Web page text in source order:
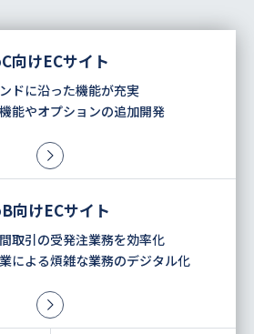
向けECサイト
ドに沿った機能が充実
能やオプションの追加開発
向けECサイト
取引の受発注業務を効率化
による煩雑な業務のデジタル化